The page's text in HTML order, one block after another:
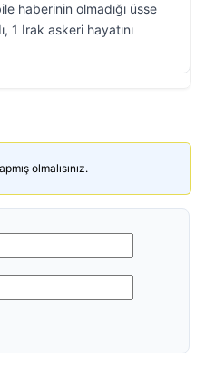
haberinin olmadığı üsse
1 Irak askeri hayatını
olmalısınız.